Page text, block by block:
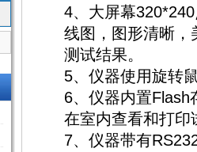
4、大屏幕
线图，图形清晰，
测试结果。
5、仪器使用旋转
6、仪器内置Flash
在室内查看和打印
7、仪器带有